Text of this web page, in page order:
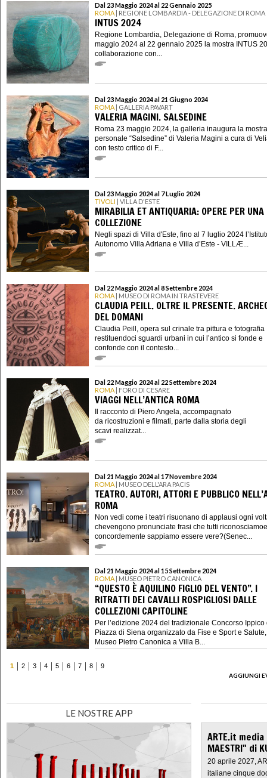
Dal 23 Maggio 2024 al 22 Gennaio 2025
ROMA | REGIONE LOMBARDIA - DELEGAZIONE DI ROMA
INTUS 2024
Regione Lombardia, Delegazione di Roma,
maggio 2024 al 22 gennaio 2025 la mostra INTUS
collaborazione con...
Dal 23 Maggio 2024 al 21 Giugno 2024
ROMA | GALLERIA PAVART
VALERIA MAGINI. SALSEDINE
Roma 23 maggio 2024, la galleria inaugura la mostra
personale “Salsedine” di Valeria Magini a cura di
con testo critico di F...
Dal 23 Maggio 2024 al 7 Luglio 2024
TIVOLI | VILLA D'ESTE
MIRABILIA ET ANTIQUARIA: OPERE PER UNA
COLLEZIONE
Negli spazi di Villa d'Este, fino al 7 luglio 2024
Autonomo Villa Adriana e Villa d’Este - VILLÆ...
Dal 22 Maggio 2024 al 8 Settembre 2024
ROMA | MUSEO DI ROMA IN TRASTEVERE
CLAUDIA PEILL. OLTRE IL PRESENTE.
DEL DOMANI
Claudia Peill, opera sul crinale tra pittura e fotografia
restituendoci sguardi urbani in cui l’antico si fonde e
confonde con il contesto...
Dal 22 Maggio 2024 al 22 Settembre 2024
ROMA | FORO DI CESARE
VIAGGI NELL’ANTICA ROMA
Il racconto di Piero Angela, accompagnato
da ricostruzioni e filmati, parte dalla storia degli
scavi realizzat...
Dal 21 Maggio 2024 al 17 Novembre 2024
ROMA | MUSEO DELL'ARA PACIS
TEATRO. AUTORI, ATTORI E PUBBLICO
ROMA
Non vedi come i teatri risuonano di applausi ogni
chevengono pronunciate frasi che tutti riconosciamoe
concordemente sappiamo essere vere?(Senec...
Dal 21 Maggio 2024 al 15 Settembre 2024
ROMA | MUSEO PIETRO CANONICA
“QUESTO È AQUILINO FIGLIO DEL VENTO”. I
RITRATTI DEI CAVALLI ROSPIGLIOSI DALLE
COLLEZIONI CAPITOLINE
Per l’edizione 2024 del tradizionale Concorso Ippico
Piazza di Siena organizzato da Fise e Sport e
Museo Pietro Canonica a Villa B...
1 2 3 4 5 6 7 8
9
AGGIUNGI
LE NOSTRE APP
ARTE.it
MAESTRI" di
20 aprile 2027,
italiane cinque